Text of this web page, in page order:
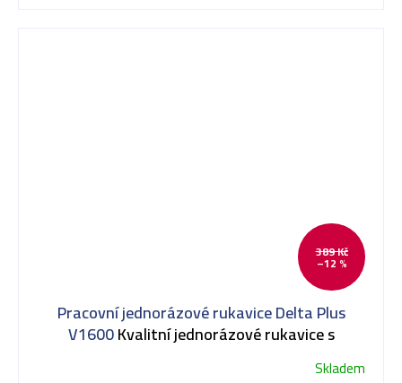
389 Kč
–12 %
Pracovní jednorázové rukavice Delta Plus
V1600Kvalitní jednorázové rukavice s
Skladem